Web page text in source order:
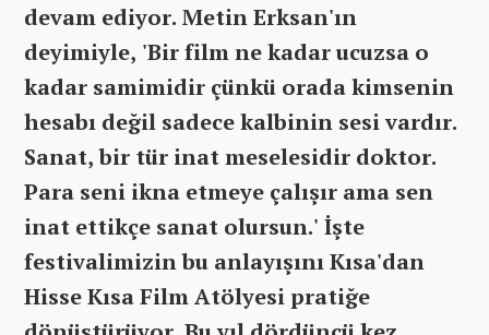
devam ediyor. Metin Erksan'ın
deyimiyle, 'Bir film ne kadar ucuzsa o
kadar samimidir çünkü orada kimsenin
hesabı değil sadece kalbinin sesi vardır.
Sanat, bir tür inat meselesidir doktor.
Para seni ikna etmeye çalışır ama sen
inat ettikçe sanat olursun.' İşte
festivalimizin bu anlayışını Kısa'dan
Hisse Kısa Film Atölyesi pratiğe